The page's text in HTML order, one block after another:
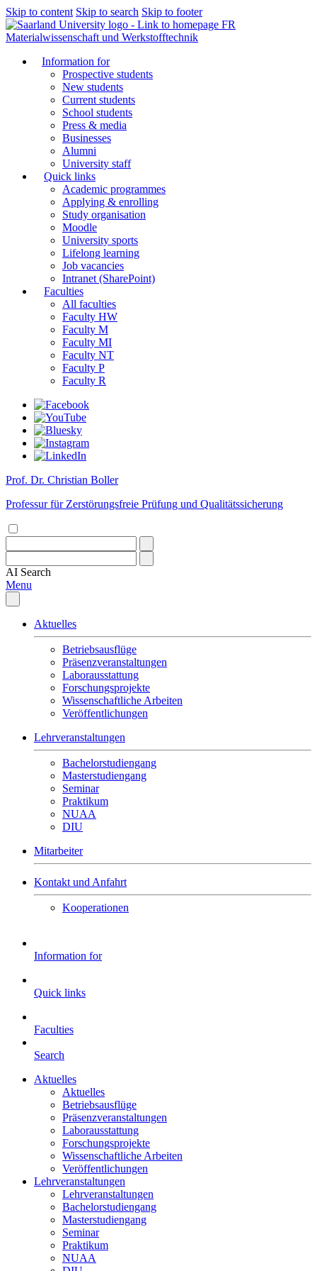
Skip to content Skip to search Skip to footer
FR
Materialwissenschaft und Werkstofftechnik
Information for
Prospective students
New students
Current students
School students
Press & media
Businesses
Alumni
University staff
Quick links
Academic programmes
Applying & enrolling
Study organisation
Moodle
University sports
Lifelong learning
Job vacancies
Intranet (SharePoint)
Faculties
All faculties
Faculty HW
Faculty M
Faculty MI
Faculty NT
Faculty P
Faculty R
Prof. Dr. Christian Boller
Professur für Zerstörungsfreie Prüfung und Qualitätssicherung
AI Search
Menu
Aktuelles
Betriebsausflüge
Präsenzveranstaltungen
Laborausstattung
Forschungsprojekte
Wissenschaftliche Arbeiten
Veröffentlichungen
Lehrveranstaltungen
Bachelorstudiengang
Masterstudiengang
Seminar
Praktikum
NUAA
DIU
Mitarbeiter
Kontakt und Anfahrt
Kooperationen
Information for
Quick links
Faculties
Search
Aktuelles
Aktuelles
Betriebsausflüge
Präsenzveranstaltungen
Laborausstattung
Forschungsprojekte
Wissenschaftliche Arbeiten
Veröffentlichungen
Lehrveranstaltungen
Lehrveranstaltungen
Bachelorstudiengang
Masterstudiengang
Seminar
Praktikum
NUAA